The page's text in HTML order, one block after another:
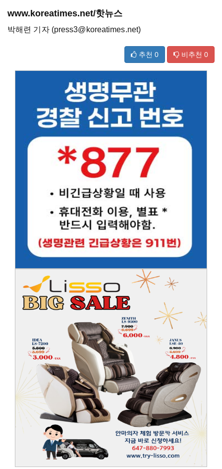
www.koreatimes.net/핫뉴스
박해련 기자 (press3@koreatimes.net)
추천 0 비추천 0